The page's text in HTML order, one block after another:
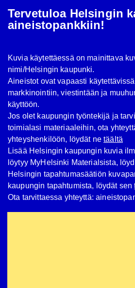
Tervetuloa Helsingin
aineistopankkiin!
Kuvia käytettäessä on mainittava
nimi/Helsingin kaupunki.
Aineistot ovat vapaasti
markkinointiin, viestintään ja
käyttöön.
Jos olet kaupungin työntekijä ja
toimialasi materiaaleihin, ota
yhteyshenkilöön, löydät netäältä
Lisää Helsingin kaupungin kuvia
löytyy MyHelsinki Materialsista,
Helsingin tapahtumasäätiön
kaupungin tapahtumista, löydät sen
Ota tarvittaessa yhteyttä: